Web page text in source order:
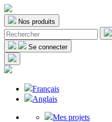
Nos produits
Se connecter
Français
Anglais
Mes projets